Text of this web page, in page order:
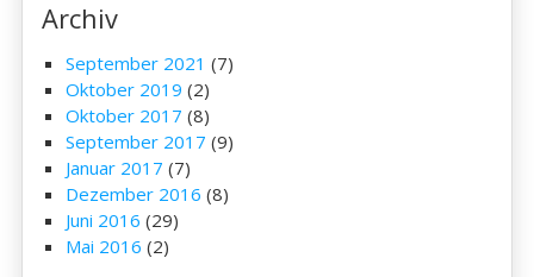
Archiv
September 2021 (7)
Oktober 2019 (2)
Oktober 2017 (8)
September 2017 (9)
Januar 2017 (7)
Dezember 2016 (8)
Juni 2016 (29)
Mai 2016 (2)